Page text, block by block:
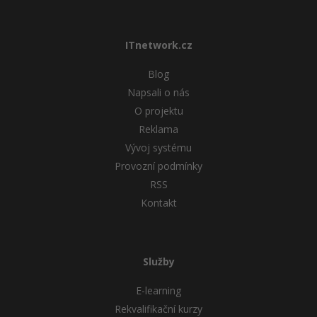
Kybernetická bezpečnost
Elektronický podpis
ITnetwork.cz
Blog
Napsali o nás
O projektu
Reklama
Vývoj systému
Provozní podmínky
RSS
Kontakt
Služby
E-learning
Rekvalifikační kurzy